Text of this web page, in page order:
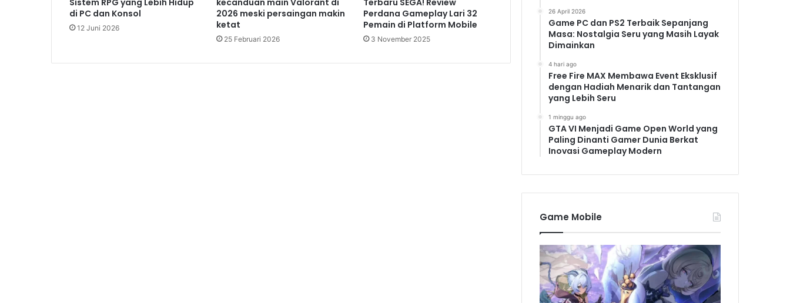
Sistem RPG yang Lebih Hidup
di PC dan Konsol
12 Juni 2026
kecanduan main Valorant di
2026 meski persaingan makin
ketat
25 Februari 2026
Terbaru SEGA! Review
Perdana Gameplay Lari 32
Pemain di Platform Mobile
3 November 2025
26 April 2026
Game PC dan PS2 Terbaik Sepanjang
Masa: Nostalgia Seru yang Masih Layak
Dimainkan
4 hari ago
Free Fire MAX Membawa Event Eksklusif
dengan Hadiah Menarik dan Tantangan
yang Lebih Seru
1 minggu ago
GTA VI Menjadi Game Open World yang
Paling Dinanti Gamer Dunia Berkat
Inovasi Gameplay Modern
Game Mobile